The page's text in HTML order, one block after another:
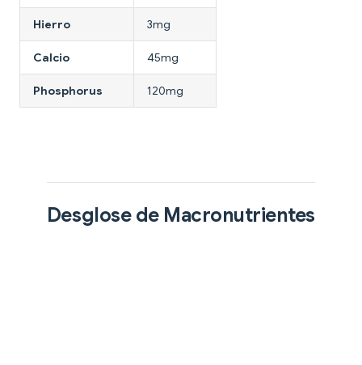
Hierro 3mg
Calcio 45mg
Phosphorus 120mg
Desglose de Macronutrientes